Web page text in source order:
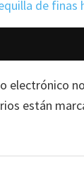
de finas
electrónico
están